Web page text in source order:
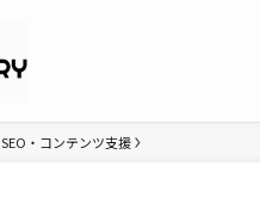
SEO・コンテンツ支援